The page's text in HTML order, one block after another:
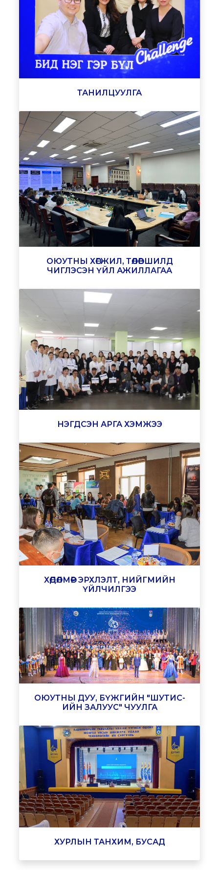
ТАНИЛЦУУЛГА
ОЮУТНЫ ХӨГЖИЛ, ТӨЛӨВШИЛД
ЧИГЛЭСЭН ҮЙЛ АЖИЛЛАГАА
НЭГДСЭН АРГА ХЭМЖЭЭ
ХӨДӨЛМӨР ЭРХЛЭЛТ, НИЙГМИЙН
ҮЙЛЧИЛГЭЭ
ОЮУТНЫ ДУУ, БҮЖГИЙН "ШУТИС-
ИЙН ЗАЛУУС" ЧУУЛГА
ХУРЛЫН ТАНХИМ, БУСАД